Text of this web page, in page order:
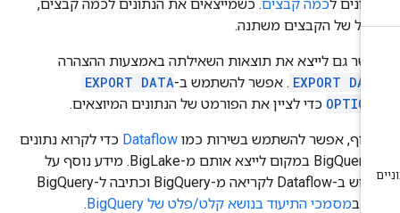
לכמה קבצים. כשמייצאים את הנתונים לכמה קבצים,
של הקבצים משתנה.
גם לייצא את תוצאות השאילתה באמצעות ההצהרה
EXPORT . אפשר להשתמש ב-EXPORT DATA
כדי לציין את הפורמט של הנתונים המיוצאים.
אפשר להשתמש בשירות כמו Dataflowכדי לקרוא נתונים
מ-BigQuery במקום לייצא אותם מ-BigLake. מידע נוסף על
שימוש ב-Dataflow לקריאה מ-BigQuery וכתיבה ל-BigQuery
מסמכי התיעוד בנושא קלט/פלט של BigQuery .